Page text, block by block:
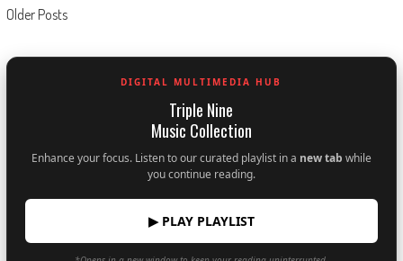
Posts
navigation
Older Posts
DIGITAL MULTIMEDIA HUB
Triple Nine
Music Collection
Enhance your focus. Listen to our curated playlist in a new tab while
you continue reading.
▶ PLAY PLAYLIST